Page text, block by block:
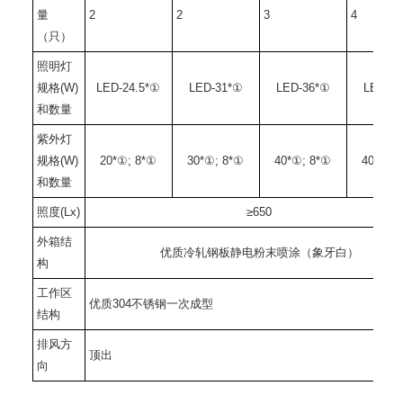
量
（只）
2 2 3 4
照明灯
规格(W)
和数量
LED-24.5*① LED-31*① LED-36*① LED-
紫外灯
规格(W)
和数量
20*①; 8*① 30*①; 8*① 40*①; 8*① 40*①;
照度(Lx) ≥650
外箱结
构
优质冷轧钢板静电粉末喷涂（象牙白）
工作区
结构
优质304不锈钢一次成型
排风方
向
顶出